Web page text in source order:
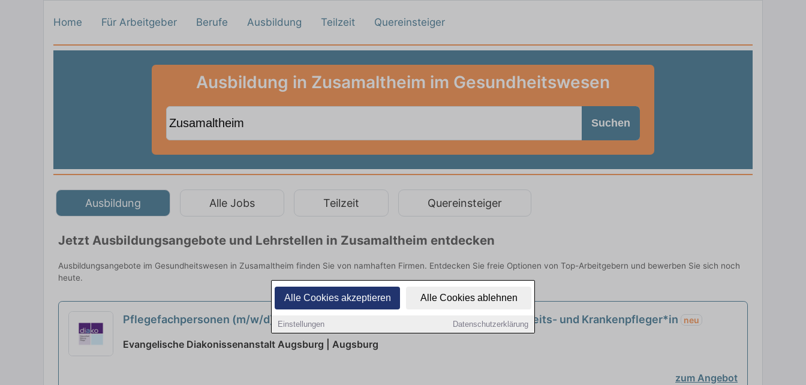
Alle Cookies akzeptieren Alle Cookies ablehnen
Einstellungen Datenschutzerklärung
Home Für Arbeitgeber Berufe Ausbildung Teilzeit Quereinsteiger
Ausbildung in Zusamaltheim im Gesundheitswesen
Suchen
Ausbildung Alle Jobs Teilzeit Quereinsteiger
Jetzt Ausbildungsangebote und Lehrstellen in Zusamaltheim entdecken
Ausbildungsangebote im Gesundheitswesen in Zusamaltheim finden Sie von namhaften Firmen. Entdecken Sie freie Optionen von Top-Arbeitgebern und bewerben Sie sich noch
heute.
Pflegefachpersonen (m/w/d) mit Ausbildung als Pflegefachkraft oder Gesundheits- und Krankenpfleger*in neu
Evangelische Diakonissenanstalt Augsburg | Augsburg
zum Angebot